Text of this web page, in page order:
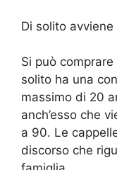
Di solito
Si può
solito ha una
massimo di 20
anch’esso che
a 90. Le
discorso che